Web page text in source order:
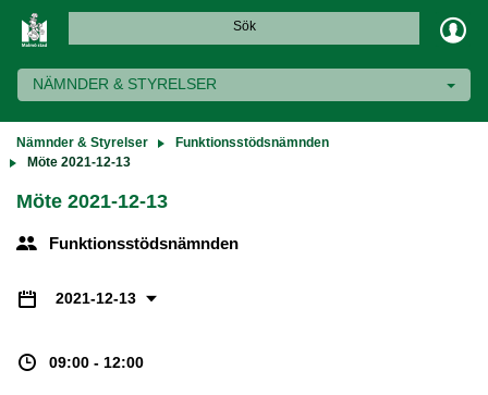
Sök
NÄMNDER & STYRELSER
Nämnder & Styrelser
Funktionsstödsnämnden
Möte 2021-12-13
Möte 2021-12-13
Funktionsstödsnämnden
2021-12-13
09:00 - 12:00